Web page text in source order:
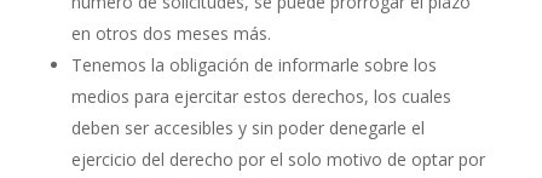
en otros dos meses más.
Tenemos la obligación de informarle sobre los
medios para ejercitar estos derechos, los cuales
deben ser accesibles y sin poder denegarle el
ejercicio del derecho por el solo motivo de optar por